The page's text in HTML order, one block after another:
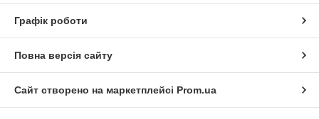
Графік роботи
Повна версія сайту
Сайт створено на маркетплейсі Prom.ua